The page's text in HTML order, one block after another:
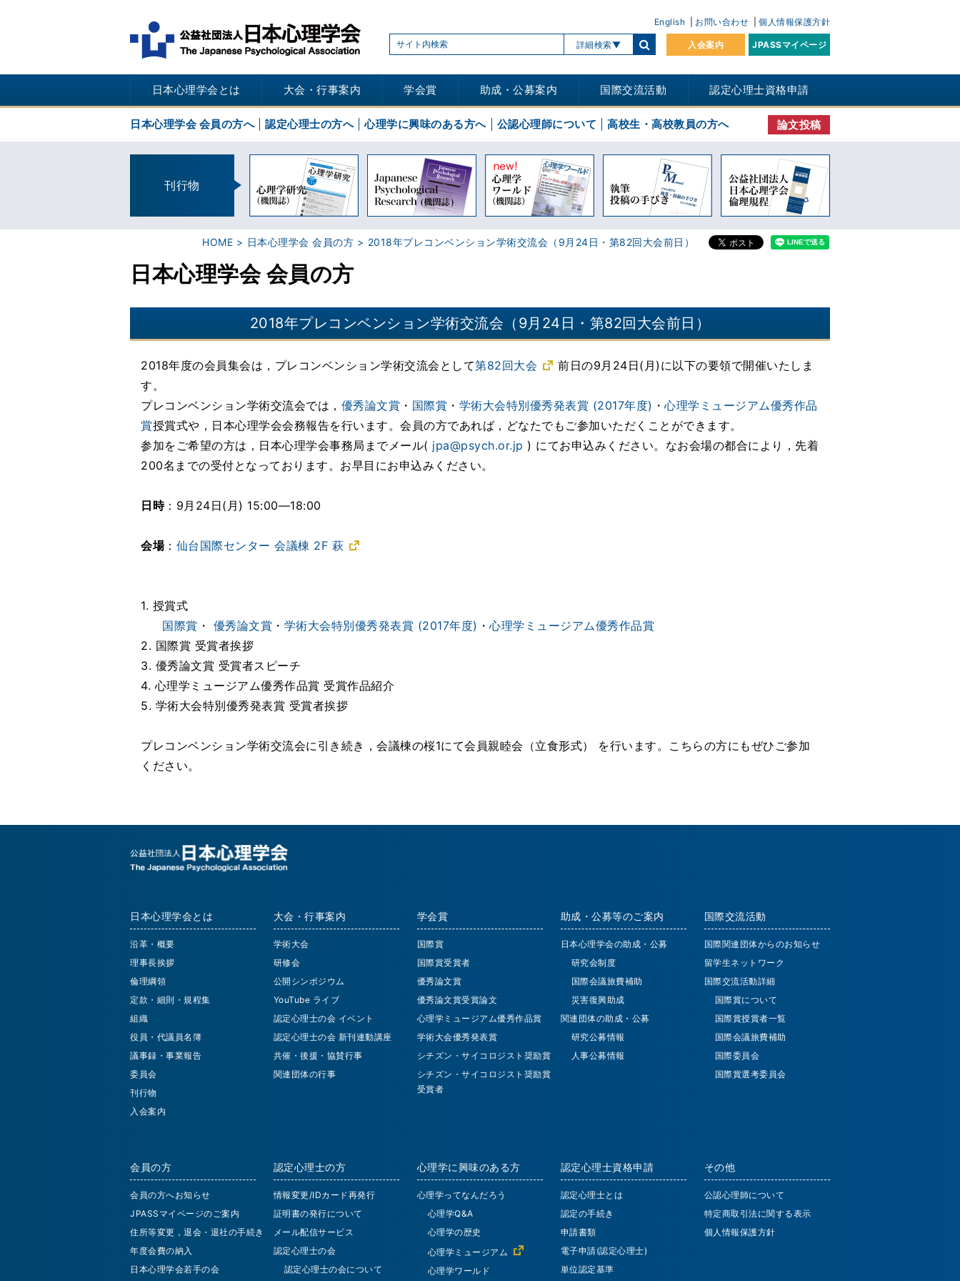
English お問い合わせ 個人情報保護方針
詳細検索 入会案内 JPASSマイページ
日本心理学会とは 大会・行事案内 学会賞 助成・公募案内 国際交流活動 認定心理士資格申請
日本心理学会 会員の方へ 認定心理士の方へ 心理学に興味のある方へ 公認心理師について 高校生・高校教員の方へ 論文投稿
刊行物
HOME 日本心理学会 会員の方 2018年プレコンベンション学術交流会（9月24日・第82回大会前日）
日本心理学会 会員の方
2018年プレコンベンション学術交流会（9月24日・第82回大会前日）
2018年度の会員集会は，プレコンベンション学術交流会として第82回大会
前日の9月24日(月)に以下の要領で開催いたしま
す。
プレコンベンション学術交流会では， 優秀論文賞 ・ 国際賞 ・ 学術大会特別優秀発表賞 (2017年度) ・ 心理学ミュージアム優秀作品
賞授賞式や，日本心理学会会務報告を行います。会員の方であれば，どなたでもご参加いただくことができます。
参加をご希望の方は，日本心理学会事務局までメール( jpa@psych.or.jp ) にてお申込みください。なお会場の都合により，先着
200名までの受付となっております。お早目にお申込みください。
日時：9月24日(月) 15:00―18:00
会場： 仙台国際センター 会議棟 2F 萩
1. 授賞式
国際賞 ・ 優秀論文賞 ・ 学術大会特別優秀発表賞 (2017年度) ・ 心理学ミュージアム優秀作品賞
2. 国際賞 受賞者挨拶
3. 優秀論文賞 受賞者スピーチ
4. 心理学ミュージアム優秀作品賞 受賞作品紹介
5. 学術大会特別優秀発表賞 受賞者挨拶
プレコンベンション学術交流会に引き続き，会議棟の桜1にて会員親睦会（立食形式） を行います。こちらの方にもぜひご参加
ください。
日本心理学会とは
沿革・概要
理事長挨拶
倫理綱領
定款・細則・規程集
組織
役員・代議員名簿
議事録・事業報告
委員会
刊行物
入会案内
大会・行事案内
学術大会
研修会
公開シンポジウム
YouTube ライブ
認定心理士の会 イベント
認定心理士の会 新刊連動講座
共催・後援・協賛行事
関連団体の行事
学会賞
国際賞
国際賞受賞者
優秀論文賞
優秀論文賞受賞論文
心理学ミュージアム優秀作品賞
学術大会優秀発表賞
シチズン・サイコロジスト奨励賞
シチズン・サイコロジスト奨励賞
受賞者
助成・公募等のご案内
日本心理学会の助成・公募
研究会制度
国際会議旅費補助
災害復興助成
関連団体の助成・公募
研究公募情報
人事公募情報
国際交流活動
国際関連団体からのお知らせ
留学生ネットワーク
国際交流活動詳細
国際賞について
国際賞授賞者一覧
国際会議旅費補助
国際委員会
国際賞選考委員会
会員の方
会員の方へお知らせ
JPASSマイページのご案内
住所等変更，退会・退社の手続き
年度会費の納入
日本心理学会若手の会
認定心理士の方
情報変更/IDカード再発行
証明書の発行について
メール配信サービス
認定心理士の会
認定心理士の会について
心理学に興味のある方
心理学ってなんだろう
心理学Q&A
心理学の歴史
心理学ミュージアム
心理学ワールド
認定心理士資格申請
認定心理士とは
認定の手続き
申請書類
電子申請(認定心理士)
単位認定基準
その他
公認心理師について
特定商取引法に関する表示
個人情報保護方針